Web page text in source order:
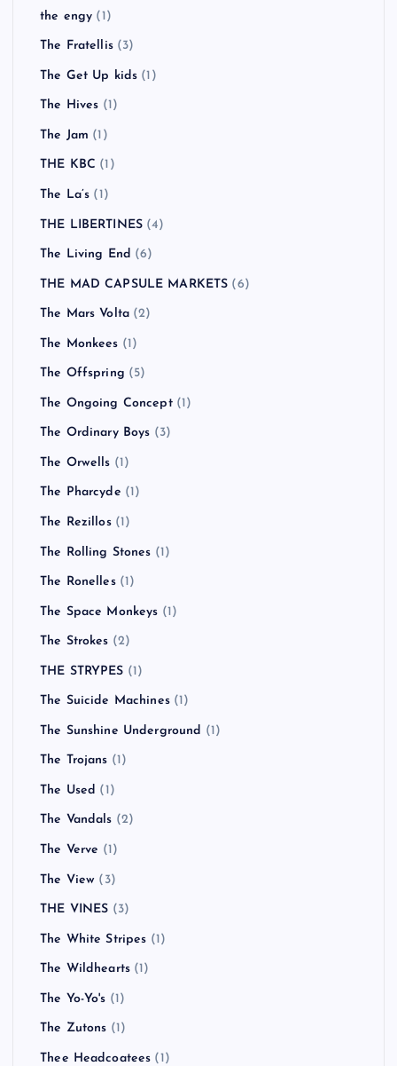
the engy (1)
The Fratellis(3)
The Get Up kids (1)
The Hives (1)
The Jam (1)
THE KBC (1)
The La’s (1)
THE LIBERTINES (4)
The Living End (6)
THE MAD CAPSULE MARKETS (6)
The Mars Volta (2)
The Monkees (1)
The Offspring (5)
The Ongoing Concept(1)
The Ordinary Boys (3)
The Orwells (1)
The Pharcyde (1)
The Rezillos(1)
The Rolling Stones (1)
The Ronelles(1)
The Space Monkeys (1)
The Strokes (2)
THE STRYPES (1)
The Suicide Machines(1)
The Sunshine Underground (1)
The Trojans (1)
The Used (1)
The Vandals (2)
The Verve (1)
The View (3)
THE VINES (3)
The White Stripes (1)
The Wildhearts (1)
The Yo-Yo's (1)
The Zutons (1)
Thee Headcoatees (1)